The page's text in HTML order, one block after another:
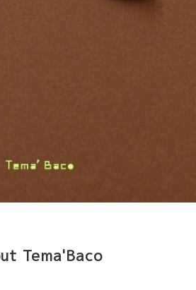
Tema'Baco